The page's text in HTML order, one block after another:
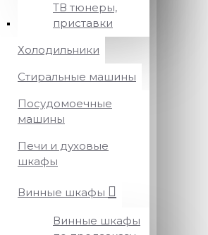
ТВ тюнеры,
приставки
Холодильники
Стиральные машины
Посудомоечные
машины
Печи и духовые
шкафы
Винные шкафы
Винные шкафы